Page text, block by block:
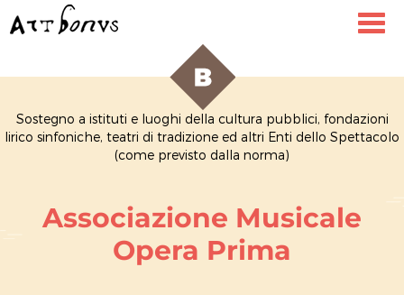
Sostegno a istituti e luoghi della cultura pubblici, fondazioni
lirico sinfoniche, teatri di tradizione ed altri Enti dello Spettacolo
(come previsto dalla norma)
Associazione Musicale
Opera Prima